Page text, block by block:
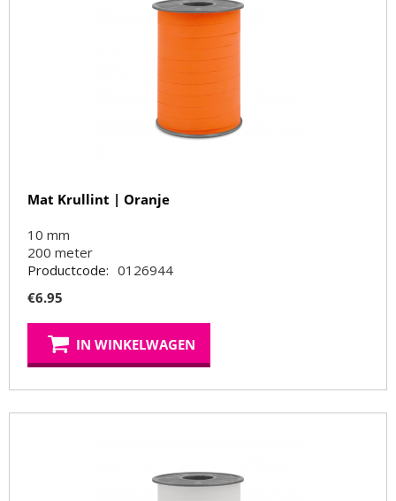
Mat Krullint | Oranje
10 mm
200 meter
Productcode: 0126944
€6.95
IN WINKELWAGEN